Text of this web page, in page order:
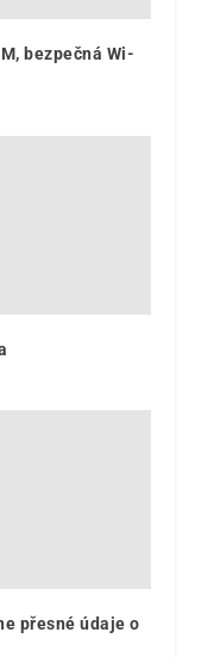
bezpečná Wi-
přesné údaje o